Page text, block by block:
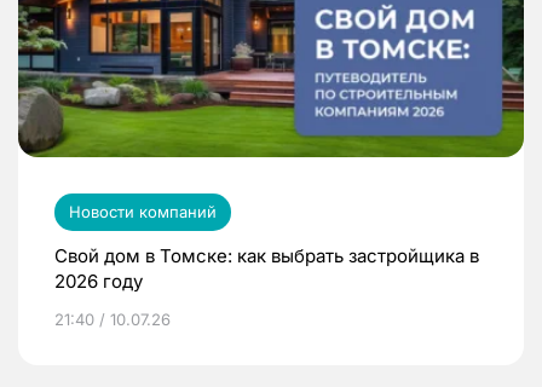
Новости компаний
Свой дом в Томске: как выбрать застройщика в
2026 году
21:40 / 10.07.26